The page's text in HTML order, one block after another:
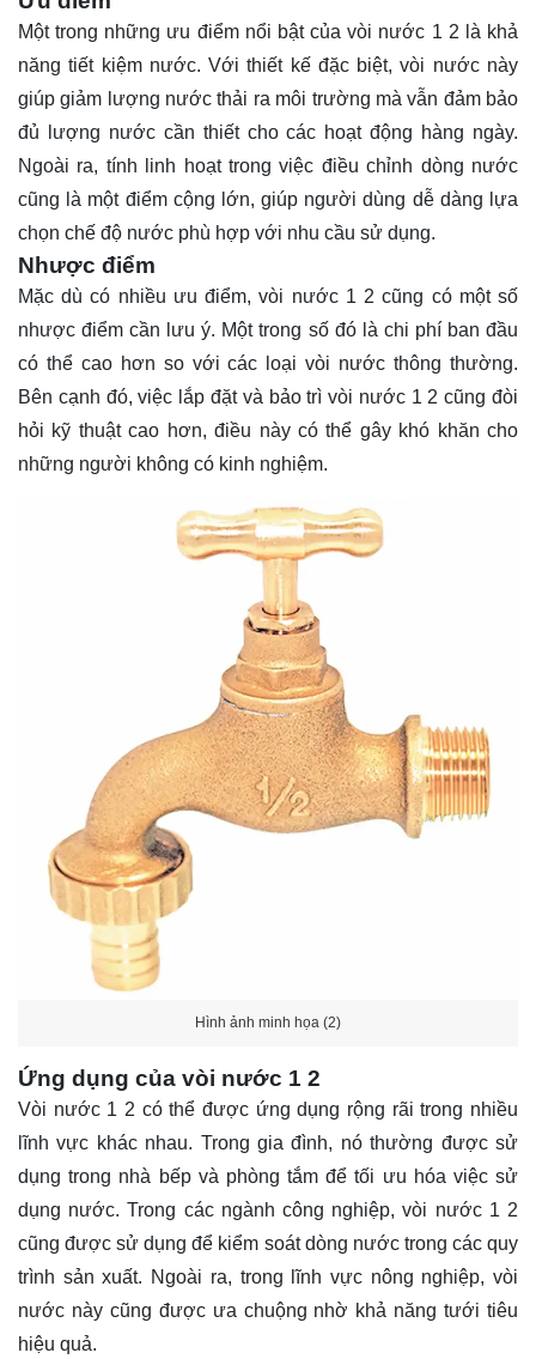
Một trong những ưu điểm nổi bật của vòi nước 1 2 là khả
năng tiết kiệm nước. Với thiết kế đặc biệt, vòi nước này
giúp giảm lượng nước thải ra môi trường mà vẫn đảm bảo
đủ lượng nước cần thiết cho các hoạt động hàng ngày.
Ngoài ra, tính linh hoạt trong việc điều chỉnh dòng nước
cũng là một điểm cộng lớn, giúp người dùng dễ dàng lựa
chọn chế độ nước phù hợp với nhu cầu sử dụng.
Nhược điểm
Mặc dù có nhiều ưu điểm, vòi nước 1 2 cũng có một số
nhược điểm cần lưu ý. Một trong số đó là chi phí ban đầu
có thể cao hơn so với các loại vòi nước thông thường.
Bên cạnh đó, việc lắp đặt và bảo trì vòi nước 1 2 cũng đòi
hỏi kỹ thuật cao hơn, điều này có thể gây khó khăn cho
những người không có kinh nghiệm.
Hình ảnh minh họa (2)
Ứng dụng của vòi nước 1 2
Vòi nước 1 2 có thể được ứng dụng rộng rãi trong nhiều
lĩnh vực khác nhau. Trong gia đình, nó thường được sử
dụng trong nhà bếp và phòng tắm để tối ưu hóa việc sử
dụng nước. Trong các ngành công nghiệp, vòi nước 1 2
cũng được sử dụng để kiểm soát dòng nước trong các quy
trình sản xuất. Ngoài ra, trong lĩnh vực nông nghiệp, vòi
nước này cũng được ưa chuộng nhờ khả năng tưới tiêu
hiệu quả.